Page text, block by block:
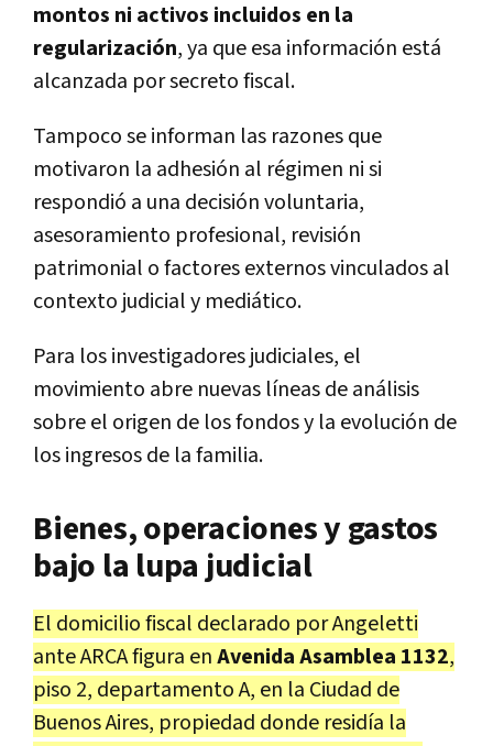
montos ni activos incluidos en la
regularización, ya que esa información está
alcanzada por secreto fiscal.
Tampoco se informan las razones que
motivaron la adhesión al régimen ni si
respondió a una decisión voluntaria,
asesoramiento profesional, revisión
patrimonial o factores externos vinculados al
contexto judicial y mediático.
Para los investigadores judiciales, el
movimiento abre nuevas líneas de análisis
sobre el origen de los fondos y la evolución de
los ingresos de la familia.
Bienes, operaciones y gastos
bajo la lupa judicial
El domicilio fiscal declarado por Angeletti
ante ARCA figura enAvenida Asamblea 1132,
piso 2, departamento A, en la Ciudad de
Buenos Aires, propiedad donde residía la